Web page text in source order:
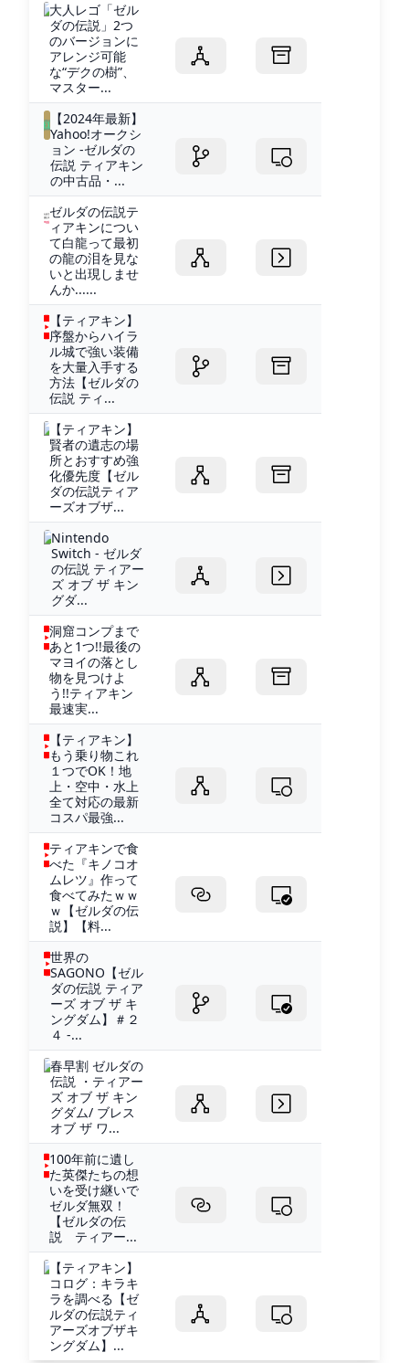
大人レゴ「ゼル
ダの伝説」2つ
のバージョンに
アレンジ可能
な“デクの樹”、
マスター...
【2024年最新】
Yahoo!オークシ
ョン -ゼルダの
伝説 ティアキン
の中古品・...
ゼルダの伝説テ
ィアキンについ
て白龍って最初
の龍の泪を見な
いと出現しませ
んか......
【ティアキン】
序盤からハイラ
ル城で強い装備
を大量入手する
方法【ゼルダの
伝説 ティ...
【ティアキン】
賢者の遺志の場
所とおすすめ強
化優先度【ゼル
ダの伝説ティア
ーズオブザ...
Nintendo
Switch - ゼルダ
の伝説 ティアー
ズ オブ ザ キン
グダ...
洞窟コンプまで
あと1つ!!最後の
マヨイの落とし
物を見つけよ
う!!ティアキン
最速実...
【ティアキン】
もう乗り物これ
１つでOK！地
上・空中・水上
全て対応の最新
コスパ最強...
ティアキンで食
べた『キノコオ
ムレツ』作って
食べてみたｗｗ
ｗ【ゼルダの伝
説】【料...
世界の
SAGONO【ゼル
ダの伝説 ティア
ーズ オブ ザ キ
ングダム】＃２
４ -...
春早割 ゼルダの
伝説 ・ティアー
ズ オブ ザ キン
グダム/ ブレス
オブ ザ ワ...
100年前に遺し
た英傑たちの想
いを受け継いで
ゼルダ無双！
【ゼルダの伝
説 ティアー...
【ティアキン】
コログ：キラキ
ラを調べる【ゼ
ルダの伝説ティ
アーズオブザキ
ングダム】...